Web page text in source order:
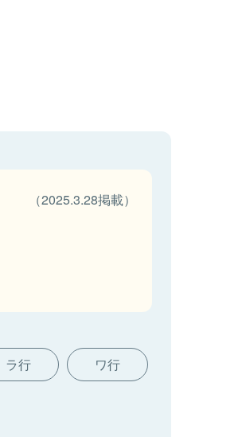
（2025.3.28掲載）
ラ行 ワ行